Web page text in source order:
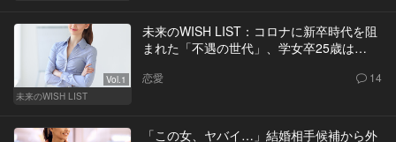
Vol.1
未来のWISH LIST
未来のWISH LIST：コロナに新卒時代を阻
まれた「不遇の世代」、学女卒25歳は…
恋愛 14
「この女、ヤバイ…」結婚相手候補から外